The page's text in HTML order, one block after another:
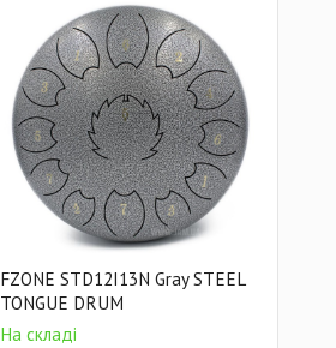
FZONE STD12I13N Gray STEEL
TONGUE DRUM
На складі